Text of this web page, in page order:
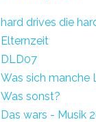
hard drives die
Elternzeit
DLD07
Was sich manche
Was sonst?
Das wars - Musik